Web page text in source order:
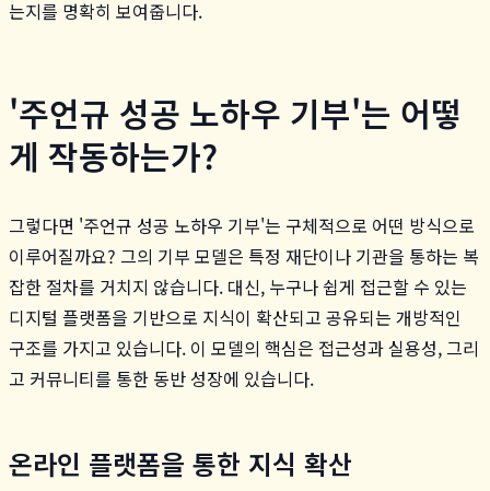
는지를 명확히 보여줍니다.
'주언규 성공 노하우 기부'는 어떻
게 작동하는가?
그렇다면 '주언규 성공 노하우 기부'는 구체적으로 어떤 방식으로
이루어질까요? 그의 기부 모델은 특정 재단이나 기관을 통하는 복
잡한 절차를 거치지 않습니다. 대신, 누구나 쉽게 접근할 수 있는
디지털 플랫폼을 기반으로 지식이 확산되고 공유되는 개방적인
구조를 가지고 있습니다. 이 모델의 핵심은 접근성과 실용성, 그리
고 커뮤니티를 통한 동반 성장에 있습니다.
온라인 플랫폼을 통한 지식 확산